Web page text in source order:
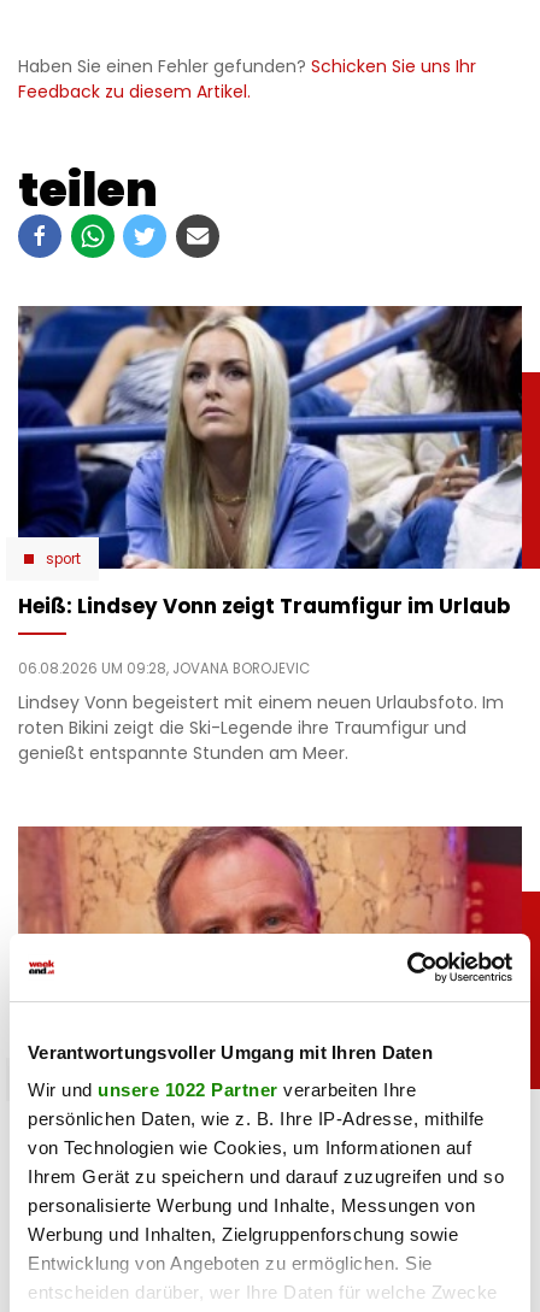
Verantwortungsvoller Umgang mit Ihren Daten
Wir und unsere 1022 Partner verarbeiten Ihre
persönlichen Daten, wie z. B. Ihre IP-Adresse, mithilfe
von Technologien wie Cookies, um Informationen auf
Ihrem Gerät zu speichern und darauf zuzugreifen und so
personalisierte Werbung und Inhalte, Messungen von
Werbung und Inhalten, Zielgruppenforschung sowie
Entwicklung von Angeboten zu ermöglichen. Sie
entscheiden darüber, wer Ihre Daten für welche Zwecke
Haben Sie einen Fehler gefunden? Schicken Sie uns Ihr
Feedback zu diesem Artikel.
teilen
sport
Heiß: Lindsey Vonn zeigt Traumfigur im Urlaub
06.08.2026 UM 09:28, JOVANA BOROJEVIC
Lindsey Vonn begeistert mit einem neuen Urlaubsfoto. Im
roten Bikini zeigt die Ski-Legende ihre Traumfigur und
genießt entspannte Stunden am Meer.
promitalk
ORF-Gagen enthüllt: So viel verdient Armin
Wolf tatsächlich
31.03.2026 UM 09:19,JOVANA BOROJEVIC
Top-Verdiener ORF: Armin Wolfs Gehalt wurde enthüllt. Der
„ZiB 2“-Moderator zählt zu den bestbezahlten Journalisten
im ORF. So viel verdient er jährlich.